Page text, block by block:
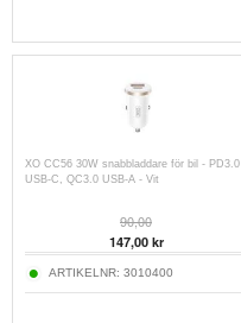
XO CC56 30W snabbladdare för bil - PD3.0
USB-C, QC3.0 USB-A - Vit
90,00
147,00kr
ARTIKELNR: 3010400